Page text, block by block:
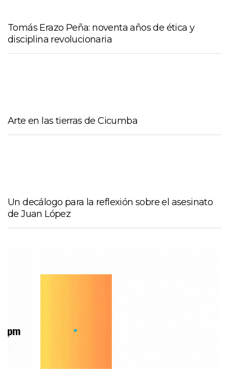
Tomás Erazo Peña: noventa años de ética y
disciplina revolucionaria
Arte en las tierras de Cicumba
Un decálogo para la reflexión sobre el asesinato
de Juan López